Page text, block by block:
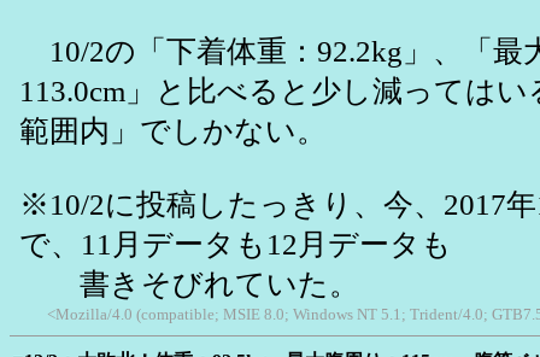
10/2の「下着体重：92.2kg」、「最
113.0cm」と比べると少し減っては
範囲内」でしかない。
※10/2に投稿したっきり、今、2017
で、11月データも12月データも
書きそびれていた。
<Mozilla/4.0 (compatible; MSIE 8.0; Windows NT 5.1; Trident/4.0;